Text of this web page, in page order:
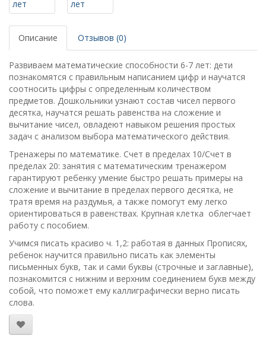
Описание Отзывов (0)
Развиваем математические способности 6-7 лет: дети
познакомятся с правильным написанием цифр и научатся
соотносить цифры с определенным количеством
предметов. Дошкольники узнают состав чисел первого
десятка, научатся решать равенства на сложение и
вычитание чисел, овладеют навыком решения простых
задач с анализом выбора математического действия.
Тренажеры по математике. Счет в пределах 10/Счет в
пределах 20: занятия с математическим тренажером
гарантируют ребенку умение быстро решать примеры на
сложение и вычитание в пределах первого десятка, не
тратя время на раздумья, а также помогут ему легко
ориентироваться в равенствах. Крупная клетка облегчает
работу с пособием.
Учимся писать красиво ч. 1,2: работая в данных Прописях,
ребенок научится правильно писать как элементы
письменных букв, так и сами буквы (строчные и заглавные),
познакомится с нижним и верхним соединением букв между
собой, что поможет ему каллиграфически верно писать
слова.